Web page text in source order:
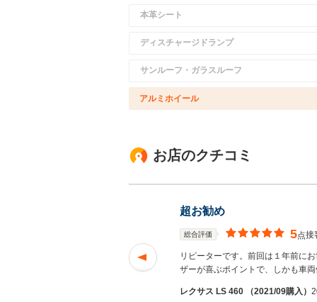
本革シート
ディスチャージドランプ
サンルーフ・ガラスルーフ
アルミホイール
お店のクチコミ
超お勧め
総合評価 5点接
リピーターです。前回は１年前に
ザーが喜ぶポイントで、しかも車
レクサス LS 460 （2021/09購入）